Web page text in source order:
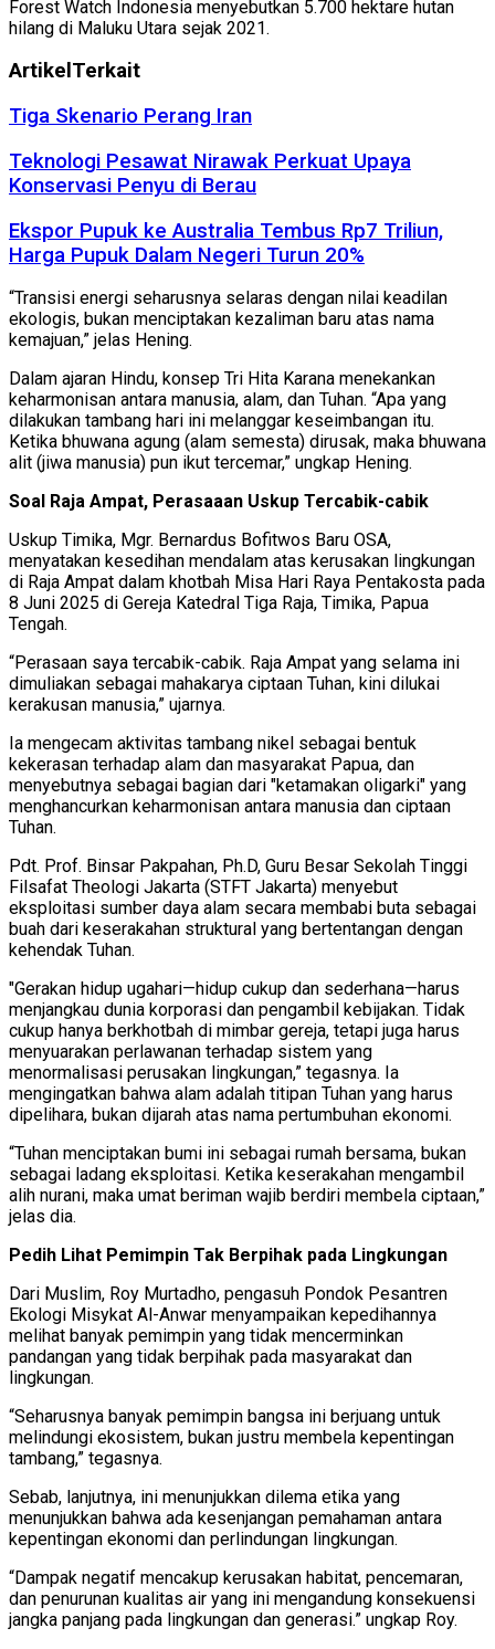
Forest Watch Indonesia menyebutkan 5.700 hektare hutan
hilang di Maluku Utara sejak 2021.
Artikel Terkait
Tiga Skenario Perang Iran
Teknologi Pesawat Nirawak Perkuat Upaya
Konservasi Penyu di Berau
Ekspor Pupuk ke Australia Tembus Rp7 Triliun,
Harga Pupuk Dalam Negeri Turun 20%
“Transisi energi seharusnya selaras dengan nilai keadilan
ekologis, bukan menciptakan kezaliman baru atas nama
kemajuan,” jelas Hening.
Dalam ajaran Hindu, konsep Tri Hita Karana menekankan
keharmonisan antara manusia, alam, dan Tuhan. “Apa yang
dilakukan tambang hari ini melanggar keseimbangan itu.
Ketika bhuwana agung (alam semesta) dirusak, maka bhuwana
alit (jiwa manusia) pun ikut tercemar,” ungkap Hening.
Soal Raja Ampat, Perasaaan Uskup Tercabik-cabik
Uskup Timika, Mgr. Bernardus Bofitwos Baru OSA,
menyatakan kesedihan mendalam atas kerusakan lingkungan
di Raja Ampat dalam khotbah Misa Hari Raya Pentakosta pada
8 Juni 2025 di Gereja Katedral Tiga Raja, Timika, Papua
Tengah.
“Perasaan saya tercabik-cabik. Raja Ampat yang selama ini
dimuliakan sebagai mahakarya ciptaan Tuhan, kini dilukai
kerakusan manusia,” ujarnya.
Ia mengecam aktivitas tambang nikel sebagai bentuk
kekerasan terhadap alam dan masyarakat Papua, dan
menyebutnya sebagai bagian dari "ketamakan oligarki" yang
menghancurkan keharmonisan antara manusia dan ciptaan
Tuhan.
Pdt. Prof. Binsar Pakpahan, Ph.D, Guru Besar Sekolah Tinggi
Filsafat Theologi Jakarta (STFT Jakarta) menyebut
eksploitasi sumber daya alam secara membabi buta sebagai
buah dari keserakahan struktural yang bertentangan dengan
kehendak Tuhan.
"Gerakan hidup ugahari—hidup cukup dan sederhana—harus
menjangkau dunia korporasi dan pengambil kebijakan. Tidak
cukup hanya berkhotbah di mimbar gereja, tetapi juga harus
menyuarakan perlawanan terhadap sistem yang
menormalisasi perusakan lingkungan,” tegasnya. Ia
mengingatkan bahwa alam adalah titipan Tuhan yang harus
dipelihara, bukan dijarah atas nama pertumbuhan ekonomi.
“Tuhan menciptakan bumi ini sebagai rumah bersama, bukan
sebagai ladang eksploitasi. Ketika keserakahan mengambil
alih nurani, maka umat beriman wajib berdiri membela ciptaan,”
jelas dia.
Pedih Lihat Pemimpin Tak Berpihak pada Lingkungan
Dari Muslim, Roy Murtadho, pengasuh Pondok Pesantren
Ekologi Misykat Al-Anwar menyampaikan kepedihannya
melihat banyak pemimpin yang tidak mencerminkan
pandangan yang tidak berpihak pada masyarakat dan
lingkungan.
“Seharusnya banyak pemimpin bangsa ini berjuang untuk
melindungi ekosistem, bukan justru membela kepentingan
tambang,” tegasnya.
Sebab, lanjutnya, ini menunjukkan dilema etika yang
menunjukkan bahwa ada kesenjangan pemahaman antara
kepentingan ekonomi dan perlindungan lingkungan.
“Dampak negatif mencakup kerusakan habitat, pencemaran,
dan penurunan kualitas air yang ini mengandung konsekuensi
jangka panjang pada lingkungan dan generasi.” ungkap Roy.